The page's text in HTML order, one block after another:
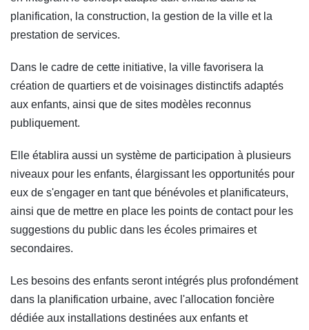
planification, la construction, la gestion de la ville et la
prestation de services.
Dans le cadre de cette initiative, la ville favorisera la
création de quartiers et de voisinages distinctifs adaptés
aux enfants, ainsi que de sites modèles reconnus
publiquement.
Elle établira aussi un système de participation à plusieurs
niveaux pour les enfants, élargissant les opportunités pour
eux de s'engager en tant que bénévoles et planificateurs,
ainsi que de mettre en place les points de contact pour les
suggestions du public dans les écoles primaires et
secondaires.
Les besoins des enfants seront intégrés plus profondément
dans la planification urbaine, avec l'allocation foncière
dédiée aux installations destinées aux enfants et